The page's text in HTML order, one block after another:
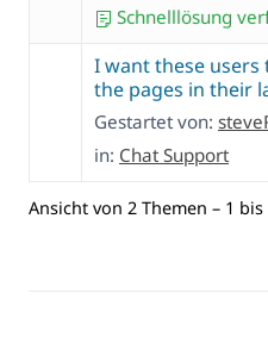
Schnelllösung
I want these users
the pages in their
Gestartet von:
in: Chat Support
Ansicht von 2 Themen – 1